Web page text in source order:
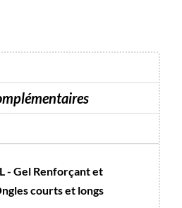
- Gel Renforçant et
courts et longs